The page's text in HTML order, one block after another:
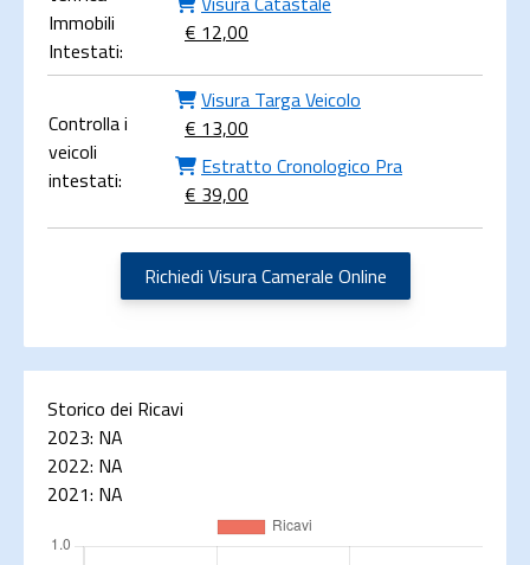
Immobili
Intestati:
€ 12,00
Controlla i
veicoli
intestati:
Visura Targa Veicolo
€ 13,00
Estratto Cronologico Pra
€ 39,00
Richiedi Visura Camerale Online
Storico dei Ricavi
2023: NA
2022: NA
2021: NA